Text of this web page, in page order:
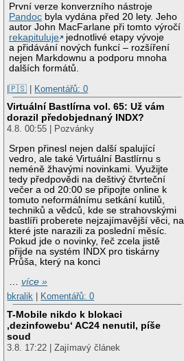
První verze konverzního nástroje
Pandoc byla vydána před 20 lety. Jeho
autor John MacFarlane při tomto výročí
rekapituluje
jednotlivé etapy vývoje
a přidávání nových funkcí – rozšíření
nejen Markdownu a podporu mnoha
dalších formátů.
|🇵🇸 | Komentářů: 0
Virtuální Bastlírna vol. 65: Už vám
dorazil předobjednaný INDX?
4.8. 00:55 | Pozvánky
Srpen přinesl nejen další spalující
vedro, ale také Virtuální Bastlírnu s
neméně žhavými novinkami. Využijte
tedy předpovědi na deštivý čtvrteční
večer a od 20:00 se připojte online k
tomuto neformálnímu setkání kutilů,
techniků a vědců, kde se strahovskými
bastlíři proberete nejzajímavější věci, na
které jste narazili za poslední měsíc.
Pokud jde o novinky, řeč zcela jistě
přijde na systém INDX pro tiskárny
Průša, který na konci
…více »
bkralik
Komentářů: 0
T-Mobile nikdo k blokaci
‚dezinfowebu‘ AC24 nenutil, píše
soud
3.8. 17:22 | Zajímavý článek